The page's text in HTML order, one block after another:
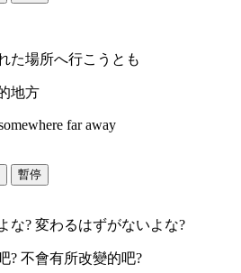
た場所へ行こうとも
地方
far away
暫停
な? 変わるはずがないよな?
? 不會有所改變的吧?